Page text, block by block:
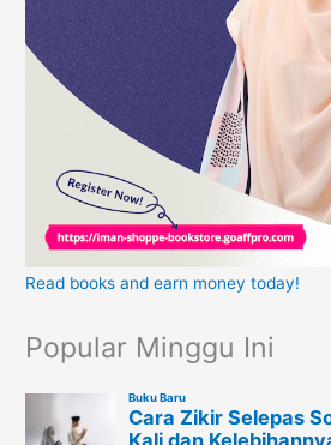
Read books and earn money today!
Popular Minggu Ini